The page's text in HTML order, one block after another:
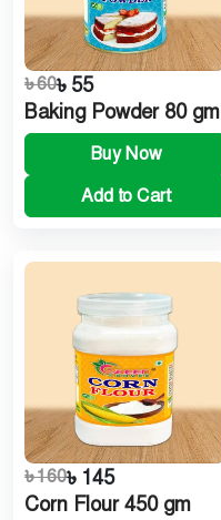
৳ 60৳ 55
Baking Powder 80 gm
Buy Now
Add to Cart
৳ 160৳ 145
Corn Flour 450 gm